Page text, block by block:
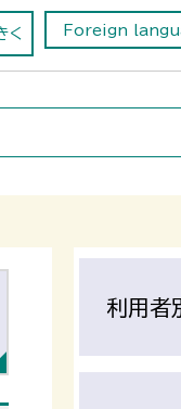
く
Foreign
利用者